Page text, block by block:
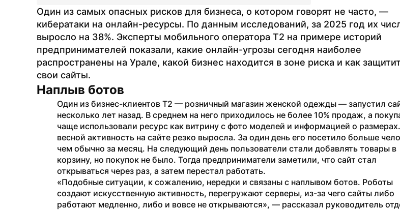
Один из самых опасных рисков для бизнеса, о котором говорят не часто, —
кибератаки на онлайн-ресурсы. По данным исследований, за 2025 год их
выросло на 38%. Эксперты мобильного оператора Т2 на примере историй
предпринимателей показали, какие онлайн-угрозы сегодня наиболее
распространены на Урале, какой бизнес находится в зоне риска и как
свои сайты.
Наплыв ботов
Один из бизнес-клиентов Т2 — розничный магазин женской одежды — запустил
несколько лет назад. В среднем на него приходилось не более 10% продаж, а
чаще использовали ресурс как витрину с фото моделей и информацией о
весной активность на сайте резко выросла. За один день его посетило больше
чем обычно за месяц. На следующий день пользователи стали добавлять товары в
корзину, но покупок не было. Тогда предприниматели заметили, что сайт стал
открываться через раз, а затем перестал работать.
«Подобные ситуации, к сожалению, нередки и связаны с наплывом ботов. Роботы
создают искусственную активность, перегружают серверы, из-за чего сайты либо
работают медленно, либо и вовсе не открываются», — рассказал руководитель